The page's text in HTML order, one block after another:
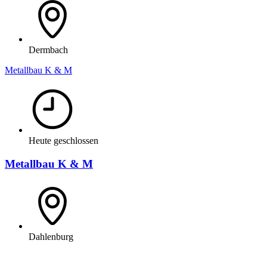
Dermbach
Metallbau K & M
Heute geschlossen
Metallbau K & M
Dahlenburg